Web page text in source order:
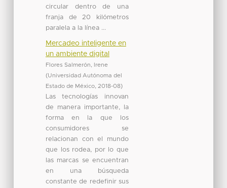
circular dentro de una
franja de 20 kilómetros
paralela a la línea ...
Mercadeo inteligente en
un ambiente digital
Flores Salmerón, Irene
(Universidad Autónoma del
Estado de México, 2018-08)
Las tecnologías innovan
de manera importante, la
forma en la que los
consumidores se
relacionan con el mundo
que los rodea, por lo que
las marcas se encuentran
en una búsqueda
constante de redefinir sus